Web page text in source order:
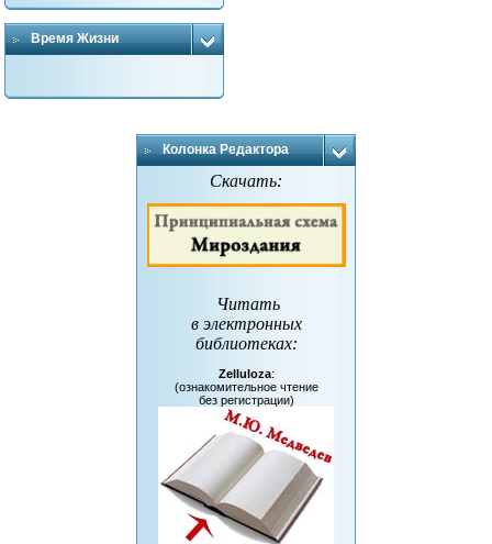
Время Жизни
Колонка Редактора
Скачать:
Читать
в электронных
библиотеках:
Zelluloza:
(ознакомительное чтение
без регистрации)